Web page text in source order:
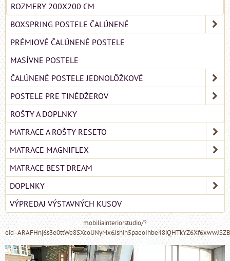
ROZMERY 200X200 CM
BOXSPRING POSTELE ČALÚNENÉ
PRÉMIOVÉ ČALÚNENÉ POSTELE
MASÍVNE POSTELE
ČALÚNENÉ POSTELE JEDNOLÔŽKOVÉ
POSTELE PRE TINÉDŽEROV
ROŠTY A DOPLNKY
MATRACE A ROŠTY RESETO
MATRACE MAGNIFLEX
MATRACE BEST DREAM
DOPLNKY
VÝPREDAJ VÝSTAVNÝCH KUSOV
mobiliainteriorstudio/?